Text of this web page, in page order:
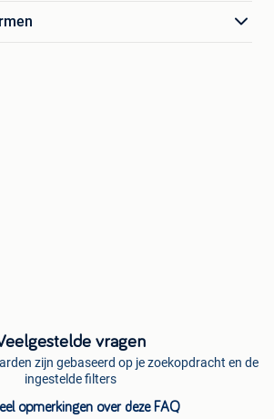
vragen
zijn gebaseerd op je zoekopdracht en de
ingestelde filters
opmerkingen over deze FAQ